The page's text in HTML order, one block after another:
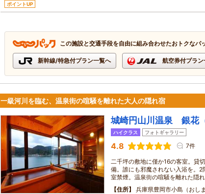
ポイントUP
この施設と交通手段を自由に組み合わせたおトクなパ
新幹線/特急付プラン一覧へ 航空券付プラ
一級河川を臨む、温泉街の喧騒を離れた大人の隠れ宿
城崎円山川温泉 銀花
ハイクラス フォトギャラリー
4.8 7件
二千坪の敷地に僅か16の客室。貸
備。誰にも邪魔されない入浴を。2
室禁煙。温泉街の喧騒を離れた隠れ
住所
兵庫県豊岡市小島（おし